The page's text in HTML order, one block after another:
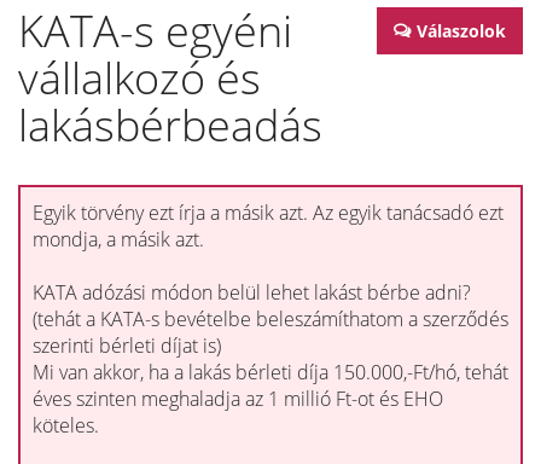
Interjú
Blog
Állás
Válaszolok
KATA-s egyéni
vállalkozó és
lakásbérbeadás
Egyik törvény ezt írja a másik azt. Az egyik tanácsadó ezt
mondja, a másik azt.
KATA adózási módon belül lehet lakást bérbe adni?
(tehát a KATA-s bevételbe beleszámíthatom a szerződés
szerinti bérleti díjat is)
Mi van akkor, ha a lakás bérleti díja 150.000,-Ft/hó, tehát
éves szinten meghaladja az 1 millió Ft-ot és EHO
köteles.